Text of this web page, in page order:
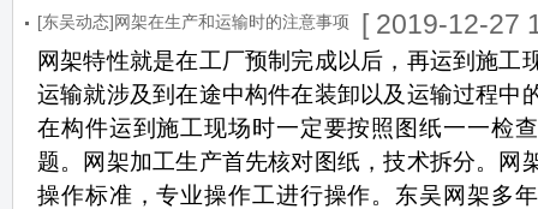
[东吴动态]网架在生产和运输时的注意事项 [ 2019-12-27
网架特性就是在工厂预制完成以后，再运到施工
运输就涉及到在途中构件在装卸以及运输过程中
在构件运到施工现场时一定要按照图纸一一检
题。网架加工生产首先核对图纸，技术拆分。网
操作标准，专业操作工进行操作。东吴网架多